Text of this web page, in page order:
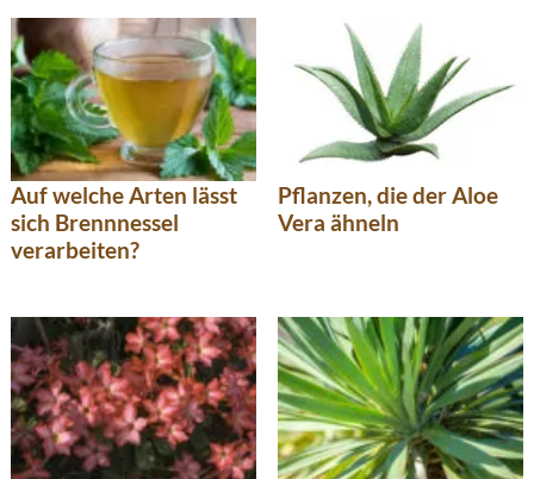
Auf welche Arten lässt
sich Brennnessel
verarbeiten?
Pflanzen, die der Aloe
Vera ähneln